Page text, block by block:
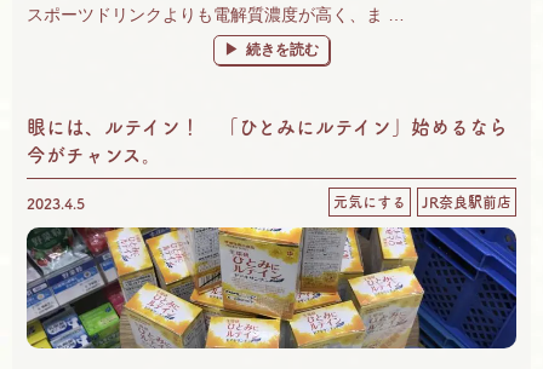
スポーツドリンクよりも電解質濃度が高く、ま …
“経口補水液とスポーツドリンクの違い。脱
続きを読む
眼には、ルテイン！ 「ひとみにルテイン」始めるなら
今がチャンス。
2023.4.5 元気にする JR奈良駅前店